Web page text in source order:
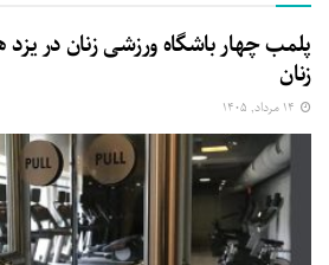
پلمب چهار باشگاه ورزشی زنان در یزد
زنان